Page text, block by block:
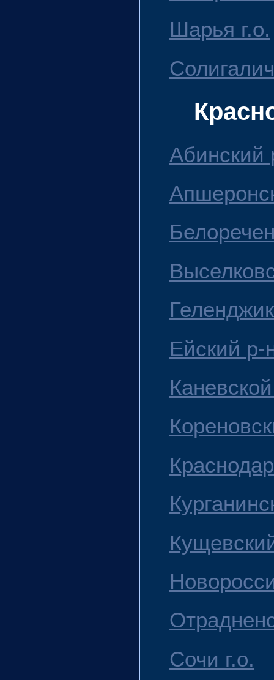
Шарья г.о.
Абинский
Ейский р-
Сочи г.о.